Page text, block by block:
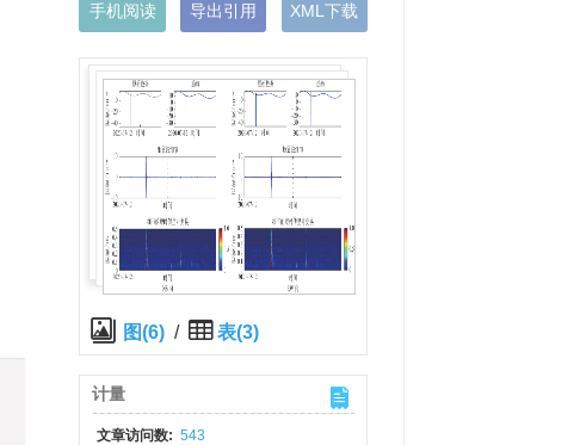
手机阅读 导出引用 XML下载
图(6) / 表(3)
计量
文章访问数: 543